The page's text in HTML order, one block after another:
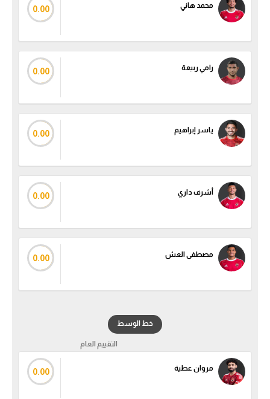
محمد هاني 0.00
رامي ربيعة 0.00
ياسر إبراهيم 0.00
أشرف داري 0.00
مصطفى العش 0.00
خط الوسط
التقييم العام
مروان عطية 0.00